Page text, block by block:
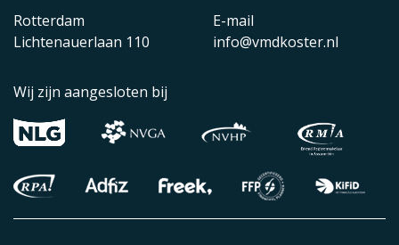
Rotterdam
Lichtenauerlaan 110
E-mail
info@vmdkoster.nl
Wij zijn aangesloten bij